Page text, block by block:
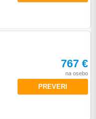
767 €
na osebo
PREVERI